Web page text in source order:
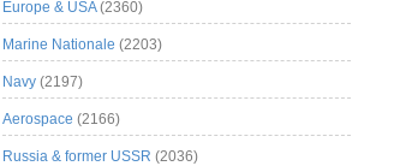
Europe & USA(2360)
Marine Nationale (2203)
Navy (2197)
Aerospace (2166)
Russia & former USSR (2036)